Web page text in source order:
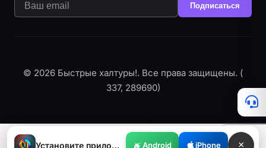
Подписаться
© 2026 Быстрые халтуры!. Все права защищены. (
337, 289690)
×
Установите приложение Android iPhone